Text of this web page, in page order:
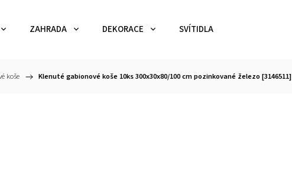
ZAHRADA DEKORACE SVÍTIDLA
koše / Klenuté gabionové koše 10ks 300x30x80/100 cm pozinkované železo [3146511]